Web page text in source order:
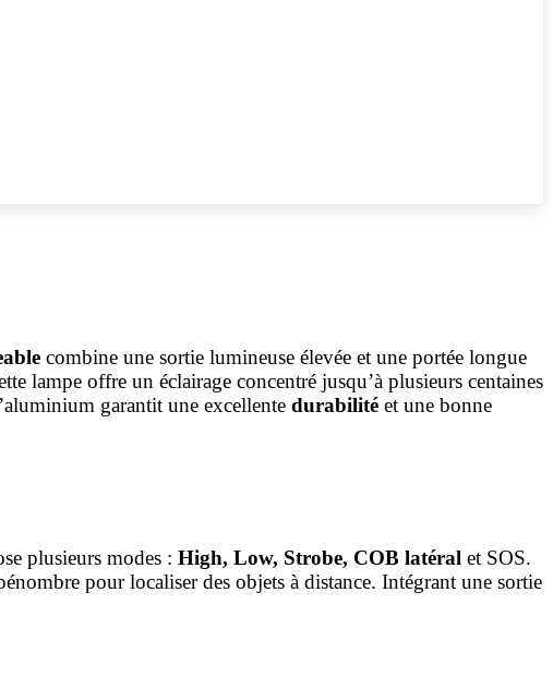
combine une sortie lumineuse élevée et une portée longue
lampe offre un éclairage concentré jusqu’à plusieurs centaines
garantit une excellente durabilité et une bonne
plusieurs modes : High, Low, Strobe, COB latéral et SOS.
pour localiser des objets à distance. Intégrant une sortie